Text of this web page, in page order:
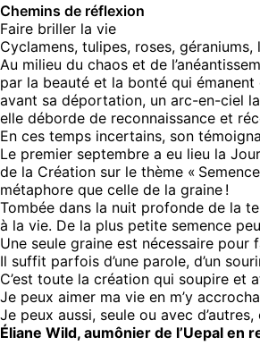
Chemins de réflexion
Faire briller la vie
Cyclamens, tulipes, roses,
Au milieu du chaos et de
par la beauté et la bonté qui
avant sa déportation, un arc-en-ciel
elle déborde de reconnaissance et
En ces temps incertains, son
Le premier septembre a eu lieu la
de la Création sur le thème «
métaphore que celle de la graine !
Tombée dans la nuit profonde de la
à la vie. De la plus petite semence
Une seule graine est nécessaire pour
Il suffit parfois d’une parole, d’un
C’est toute la création qui soupire et
Je peux aimer ma vie en m’y
Je peux aussi, seule ou avec
Éliane Wild, aumônier de l’Uepal en